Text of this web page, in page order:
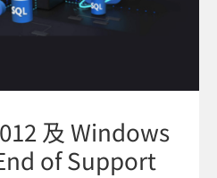
及 Windows
of Support